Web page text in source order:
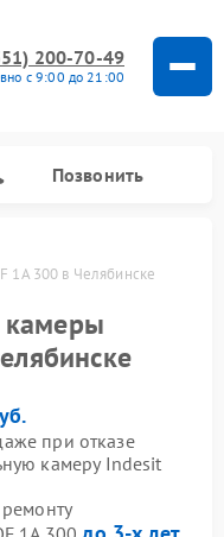
200-70-49
с 9:00 до 21:00
Позвонить
1A 300 в Челябинске
камеры
при отказе
камеру Indesit